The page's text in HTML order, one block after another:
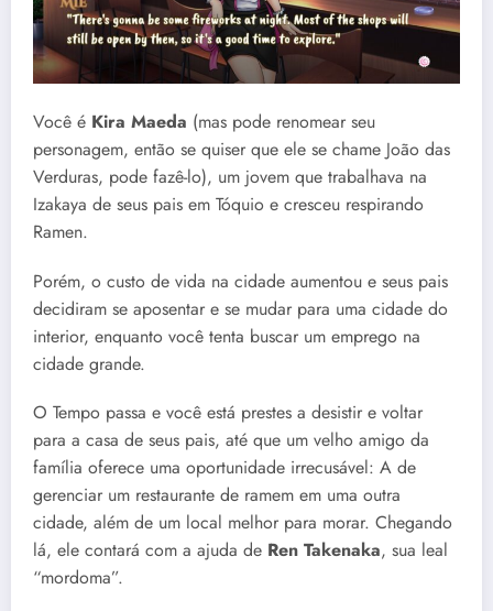
Você é Kira Maeda (mas pode renomear seu
personagem, então se quiser que ele se chame João das
Verduras, pode fazê-lo), um jovem que trabalhava na
Izakaya de seus pais em Tóquio e cresceu respirando
Ramen.
Porém, o custo de vida na cidade aumentou e seus pais
decidiram se aposentar e se mudar para uma cidade do
interior, enquanto você tenta buscar um emprego na
cidade grande.
O Tempo passa e você está prestes a desistir e voltar
para a casa de seus pais, até que um velho amigo da
família oferece uma oportunidade irrecusável: A de
gerenciar um restaurante de ramem em uma outra
cidade, além de um local melhor para morar. Chegando
lá, ele contará com a ajuda de Ren Takenaka, sua leal
“mordoma”.